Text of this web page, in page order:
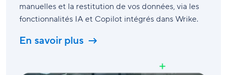
manuelles et la restitution de vos données, via les
fonctionnalités IA et Copilot intégrés dans Wrike.
En savoir plus